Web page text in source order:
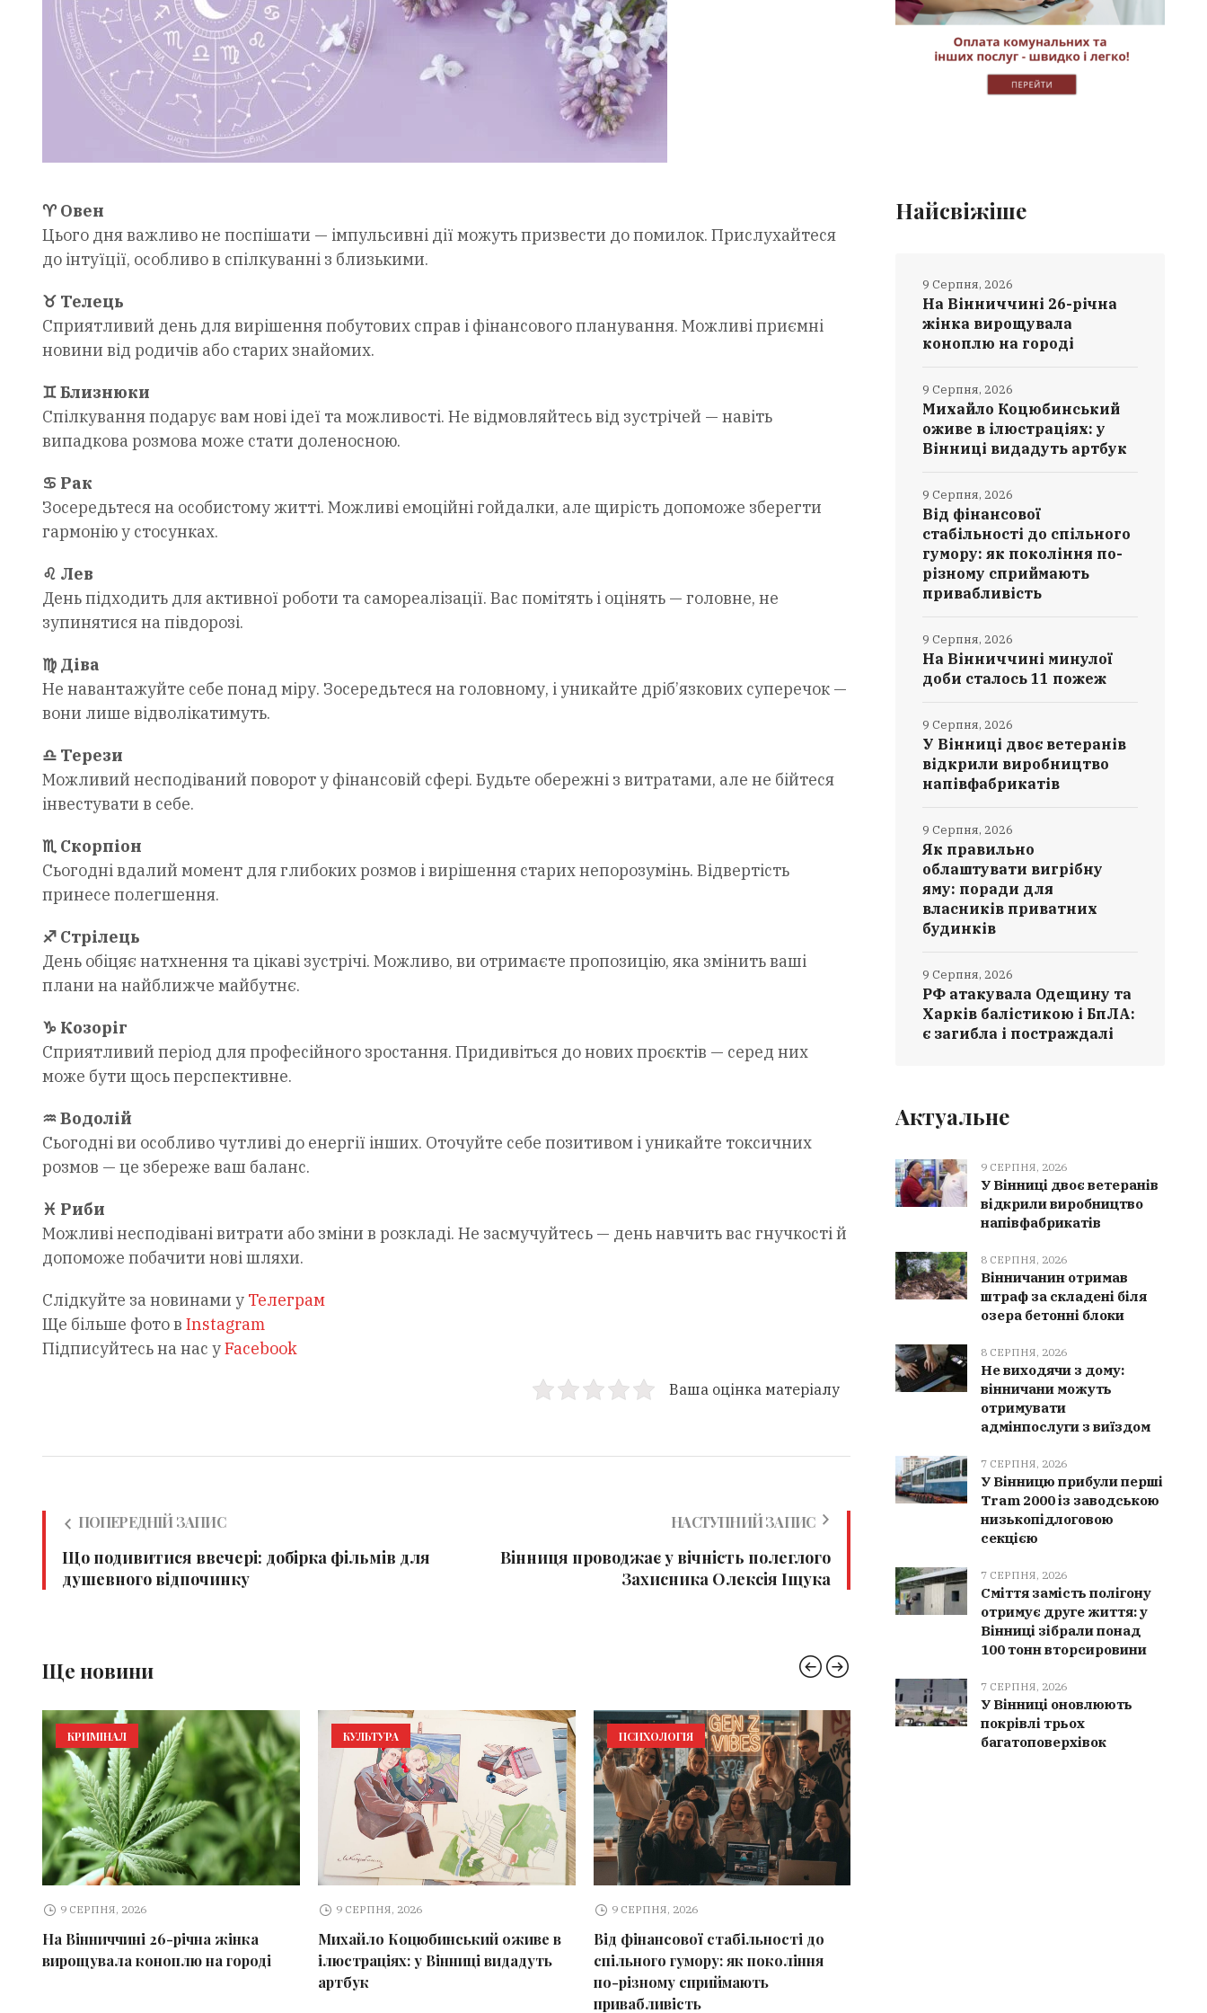
♈ Овен
Цього дня важливо не поспішати — імпульсивні дії можуть призвести до помилок. Прислухайтеся
до інтуїції, особливо в спілкуванні з близькими.
♉ Телець
Сприятливий день для вирішення побутових справ і фінансового планування. Можливі приємні
новини від родичів або старих знайомих.
♊ Близнюки
Спілкування подарує вам нові ідеї та можливості. Не відмовляйтесь від зустрічей — навіть
випадкова розмова може стати доленосною.
♋ Рак
Зосередьтеся на особистому житті. Можливі емоційні гойдалки, але щирість допоможе зберегти
гармонію у стосунках.
♌ Лев
День підходить для активної роботи та самореалізації. Вас помітять і оцінять — головне, не
зупинятися на півдорозі.
♍ Діва
Не навантажуйте себе понад міру. Зосередьтеся на головному, і уникайте дріб’язкових суперечок —
вони лише відволікатимуть.
♎ Терези
Можливий несподіваний поворот у фінансовій сфері. Будьте обережні з витратами, але не бійтеся
інвестувати в себе.
♏ Скорпіон
Сьогодні вдалий момент для глибоких розмов і вирішення старих непорозумінь. Відвертість
принесе полегшення.
♐ Стрілець
День обіцяє натхнення та цікаві зустрічі. Можливо, ви отримаєте пропозицію, яка змінить ваші
плани на найближче майбутнє.
♑ Козоріг
Сприятливий період для професійного зростання. Придивіться до нових проєктів — серед них
може бути щось перспективне.
♒ Водолій
Сьогодні ви особливо чутливі до енергії інших. Оточуйте себе позитивом і уникайте токсичних
розмов — це збереже ваш баланс.
♓ Риби
Можливі несподівані витрати або зміни в розкладі. Не засмучуйтесь — день навчить вас гнучкості й
допоможе побачити нові шляхи.
Слідкуйте за новинами у Телеграм
Ще більше фото в Instagram
Підписуйтесь на нас уFacebook
Ваша оцінка матеріалу
ПОПЕРЕДНІЙ ЗАПИС
Що подивитися ввечері: добірка фільмів для
душевного відпочинку
НАСТУПНИЙ ЗАПИС
Вінниця проводжає у вічність полеглого
Захисника Олексія Іщука
Ще новини
КРИМІНАЛ
9 СЕРПНЯ, 2026
На Вінниччині 26-річна жінка
вирощувала коноплю на городі
КУЛЬТУРА
9 СЕРПНЯ, 2026
Михайло Коцюбинський оживе в
ілюстраціях: у Вінниці видадуть
артбук
ПСИХОЛОГІЯ
9 СЕРПНЯ, 2026
Від фінансової стабільності до
спільного гумору: як покоління
по-різному сприймають
привабливість
РЯТУВАЛЬНИКИ
Найсвіжіше
На Вінниччині 26-річна
жінка вирощувала
коноплю на городі
9 Серпня, 2026
Михайло Коцюбинський
оживе в ілюстраціях: у
Вінниці видадуть артбук
9 Серпня, 2026
Від фінансової
стабільності до спільного
гумору: як покоління по-
різному сприймають
привабливість
9 Серпня, 2026
На Вінниччині минулої
доби сталось 11 пожеж
9 Серпня, 2026
У Вінниці двоє ветеранів
відкрили виробництво
напівфабрикатів
9 Серпня, 2026
Як правильно
облаштувати вигрібну
яму: поради для
власників приватних
будинків
9 Серпня, 2026
РФ атакувала Одещину та
Харків балістикою і БпЛА:
є загибла і постраждалі
9 Серпня, 2026
Актуальне
9 СЕРПНЯ, 2026
У Вінниці двоє ветеранів
відкрили виробництво
напівфабрикатів
8 СЕРПНЯ, 2026
Вінничанин отримав
штраф за складені біля
озера бетонні блоки
8 СЕРПНЯ, 2026
Не виходячи з дому:
вінничани можуть
отримувати
адмінпослуги з виїздом
7 СЕРПНЯ, 2026
У Вінницю прибули перші
Tram 2000 із заводською
низькопідлоговою
секцією
7 СЕРПНЯ, 2026
Сміття замість полігону
отримує друге життя: у
Вінниці зібрали понад
100 тонн вторсировини
7 СЕРПНЯ, 2026
У Вінниці оновлюють
покрівлі трьох
багатоповерхівок